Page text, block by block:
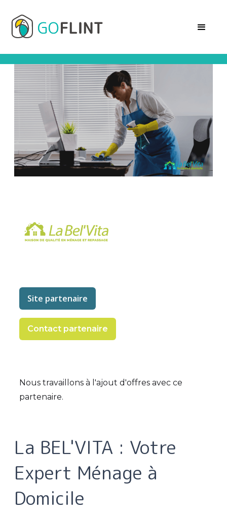
Site partenaire
Contact partenaire
Nous travaillons à l'ajout d'offres avec ce
partenaire.
La BEL'VITA : Votre
Expert Ménage à
Domicile